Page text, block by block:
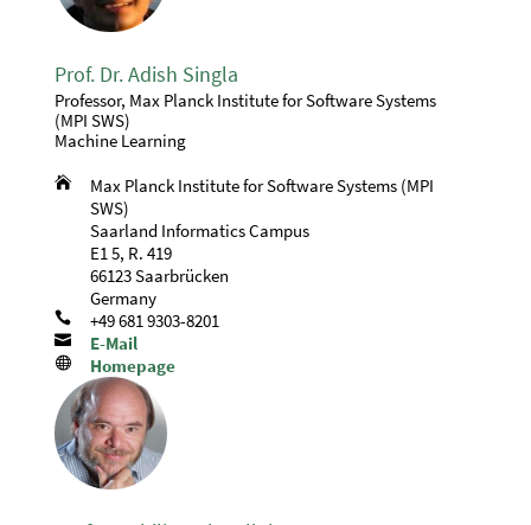
Prof. Dr. Adish Singla
Professor, Max Planck Institute for Software Systems
(MPI SWS)
Machine Learning

Max Planck Institute for Software Systems (MPI
SWS)
Saarland Informatics Campus
E1 5, R. 419
66123 Saarbrücken
Germany
 +49 681 9303-8201
 E-Mail
 Homepage